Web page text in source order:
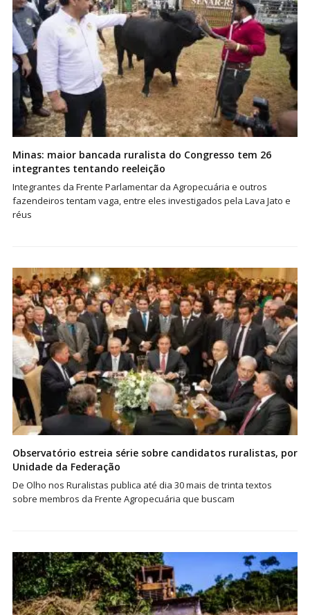
Minas: maior bancada ruralista do Congresso tem 26
integrantes tentando reeleição
Integrantes da Frente Parlamentar da Agropecuária e outros
fazendeiros tentam vaga, entre eles investigados pela Lava Jato e
réus
Observatório estreia série sobre candidatos ruralistas, por
Unidade da Federação
De Olho nos Ruralistas publica até dia 30 mais de trinta textos
sobre membros da Frente Agropecuária que buscam